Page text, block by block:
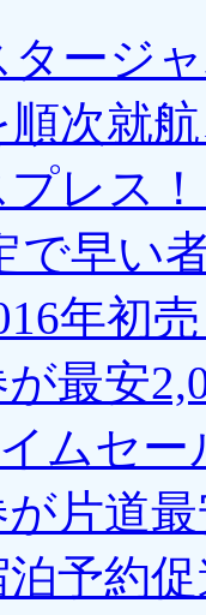
ージ
次就
レス
で早い
年初
最安
ムセー
片道最
泊予約